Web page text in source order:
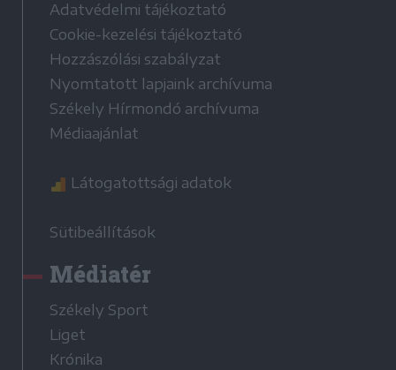
Adatvédelmi tájékoztató
Cookie-kezelési tájékoztató
Hozzászólási szabályzat
Nyomtatott lapjaink archívuma
Székely Hírmondó archívuma
Médiaajánlat
Látogatottsági adatok
Sütibeállítások
Médiatér
Székely Sport
Liget
Krónika